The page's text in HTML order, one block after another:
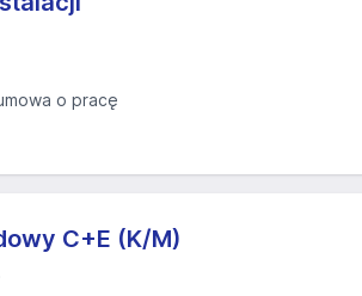
o pracę
C+E (K/M)